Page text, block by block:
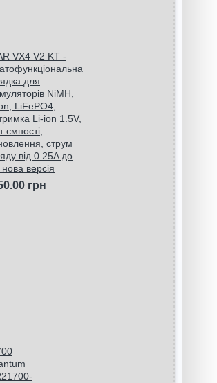
VX4 V2 KT -
для
NiMH,
LiFePO4,
Li-ion 1.5V,
ємності,
струм
від 0.25A до
версія
грн